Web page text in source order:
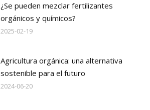
¿Se pueden mezclar fertilizantes
orgánicos y químicos?
2025-02-19
Agricultura orgánica: una alternativa
sostenible para el futuro
2024-06-20